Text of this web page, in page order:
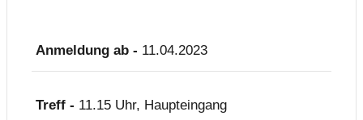
Anmeldung ab - 11.04.2023
Treff - 11.15 Uhr, Haupteingang